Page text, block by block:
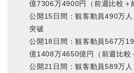
億7306万4900円（前週比較＋
公開15日間：観客動員490万
突破
公開18日間：観客動員567万
億1408万4650億円（前週比較
公開21日間：観客動員589万